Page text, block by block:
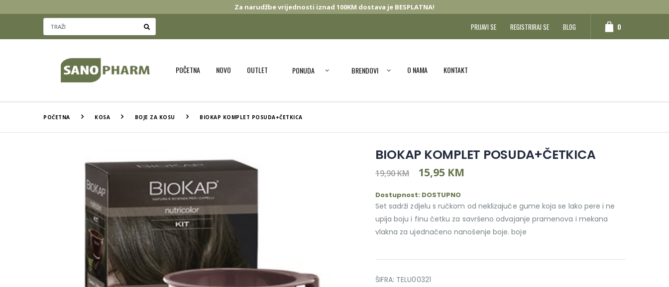
Za narudžbe vrijednosti iznad 100KM dostava je BESPLATNA!
PRIJAVI SE REGISTRIRAJ SE BLOG 0
POČETNA NOVO OUTLET PONUDA BRENDOVI O NAMA KONTAKT
POČETNA KOSA BOJE ZA KOSU BIOKAP KOMPLET POSUDA+ČETKICA
BIOKAP KOMPLET POSUDA+ČETKICA
19,90 KM 15,95 KM
Dostupnost: DOSTUPNO
Set sadrži zdjelu s ručkom od neklizajuće gume koja se lako pere i ne
upija boju i finu četku za savršeno odvajanje pramenova i mekana
vlakna za ujednačeno nanošenje boje. boje
ŠIFRA: TELU00321